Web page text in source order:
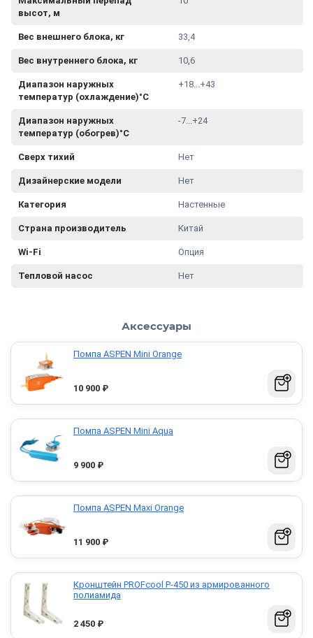
высот, м
Вес внешнего блока, кг 33,4
Вес внутреннего блока, кг 10,6
Диапазон наружных
температур (охлаждение)°С
+18...+43
Диапазон наружных
температур (обогрев)°С
-7...+24
Сверх тихий Нет
Дизайнерские модели Нет
Категория Настенные
Страна производитель Китай
Wi-Fi Опция
Тепловой насос Нет
Аксессуары
Помпа ASPEN Mini Orange
10 900 ₽
Помпа ASPEN Mini Aqua
9 900 ₽
Помпа ASPEN Maxi Orange
11 900 ₽
Кронштейн PROFcool P-450 из армированного
полиамида
2 450 ₽